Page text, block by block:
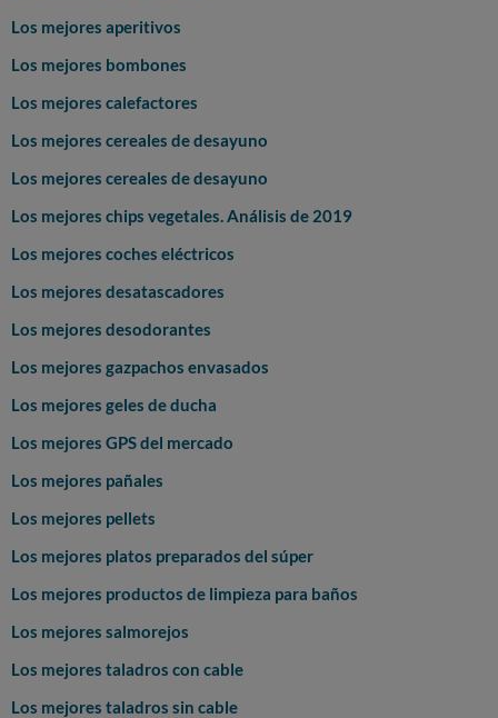
Los mejores aperitivos
Los mejores bombones
Los mejores calefactores
Los mejores cereales de desayuno
Los mejores cereales de desayuno
Los mejores chips vegetales. Análisis de 2019
Los mejores coches eléctricos
Los mejores desatascadores
Los mejores desodorantes
Los mejores gazpachos envasados
Los mejores geles de ducha
Los mejores GPS del mercado
Los mejores pañales
Los mejores pellets
Los mejores platos preparados del súper
Los mejores productos de limpieza para baños
Los mejores salmorejos
Los mejores taladros con cable
Los mejores taladros sin cable